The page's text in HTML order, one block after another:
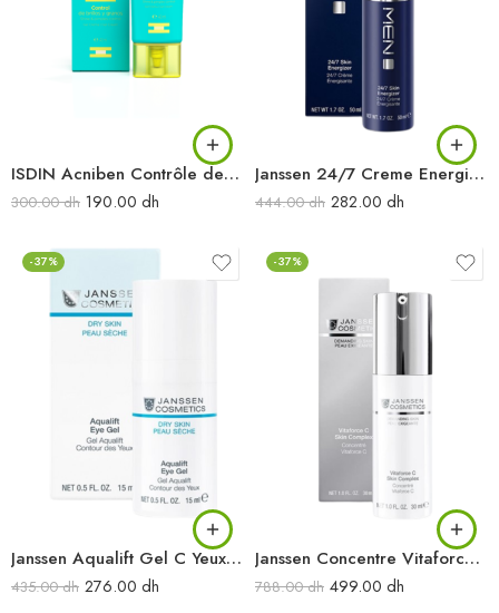
ISDIN Acniben Contrôle de la brillance et des boutons 40ML
300.00dh 190.00 dh
Janssen 24/7 Creme Energisante 50ML
444.00dh 282.00 dh
-37%
Janssen Aqualift Gel C Yeux 15ML
435.00dh 276.00 dh
-37%
Janssen Concentre Vitaforce C 30ml
788.00dh 499.00 dh